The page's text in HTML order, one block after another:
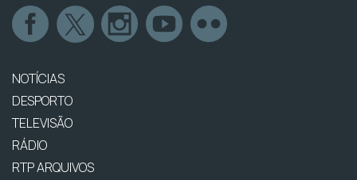
NOTÍCIAS
DESPORTO
TELEVISÃO
RÁDIO
RTP ARQUIVOS